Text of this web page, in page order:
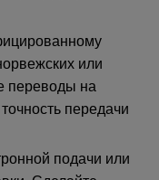
или
переводы на
передачи
подачи или